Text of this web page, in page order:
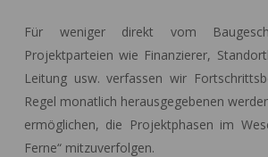
Für weniger direkt vom
Projektparteien wie Finanzierer,
Leitung usw. verfassen wir
Regel monatlich herausgegebenen
ermöglichen, die Projektphasen im
Ferne“ mitzuverfolgen.